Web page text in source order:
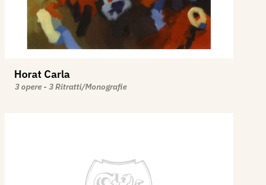
Horat Carla
3 opere - 3 Ritratti/Monografie